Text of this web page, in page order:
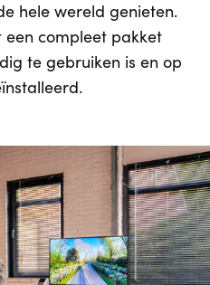
hele wereld genieten.
compleet pakket
te gebruiken is en op